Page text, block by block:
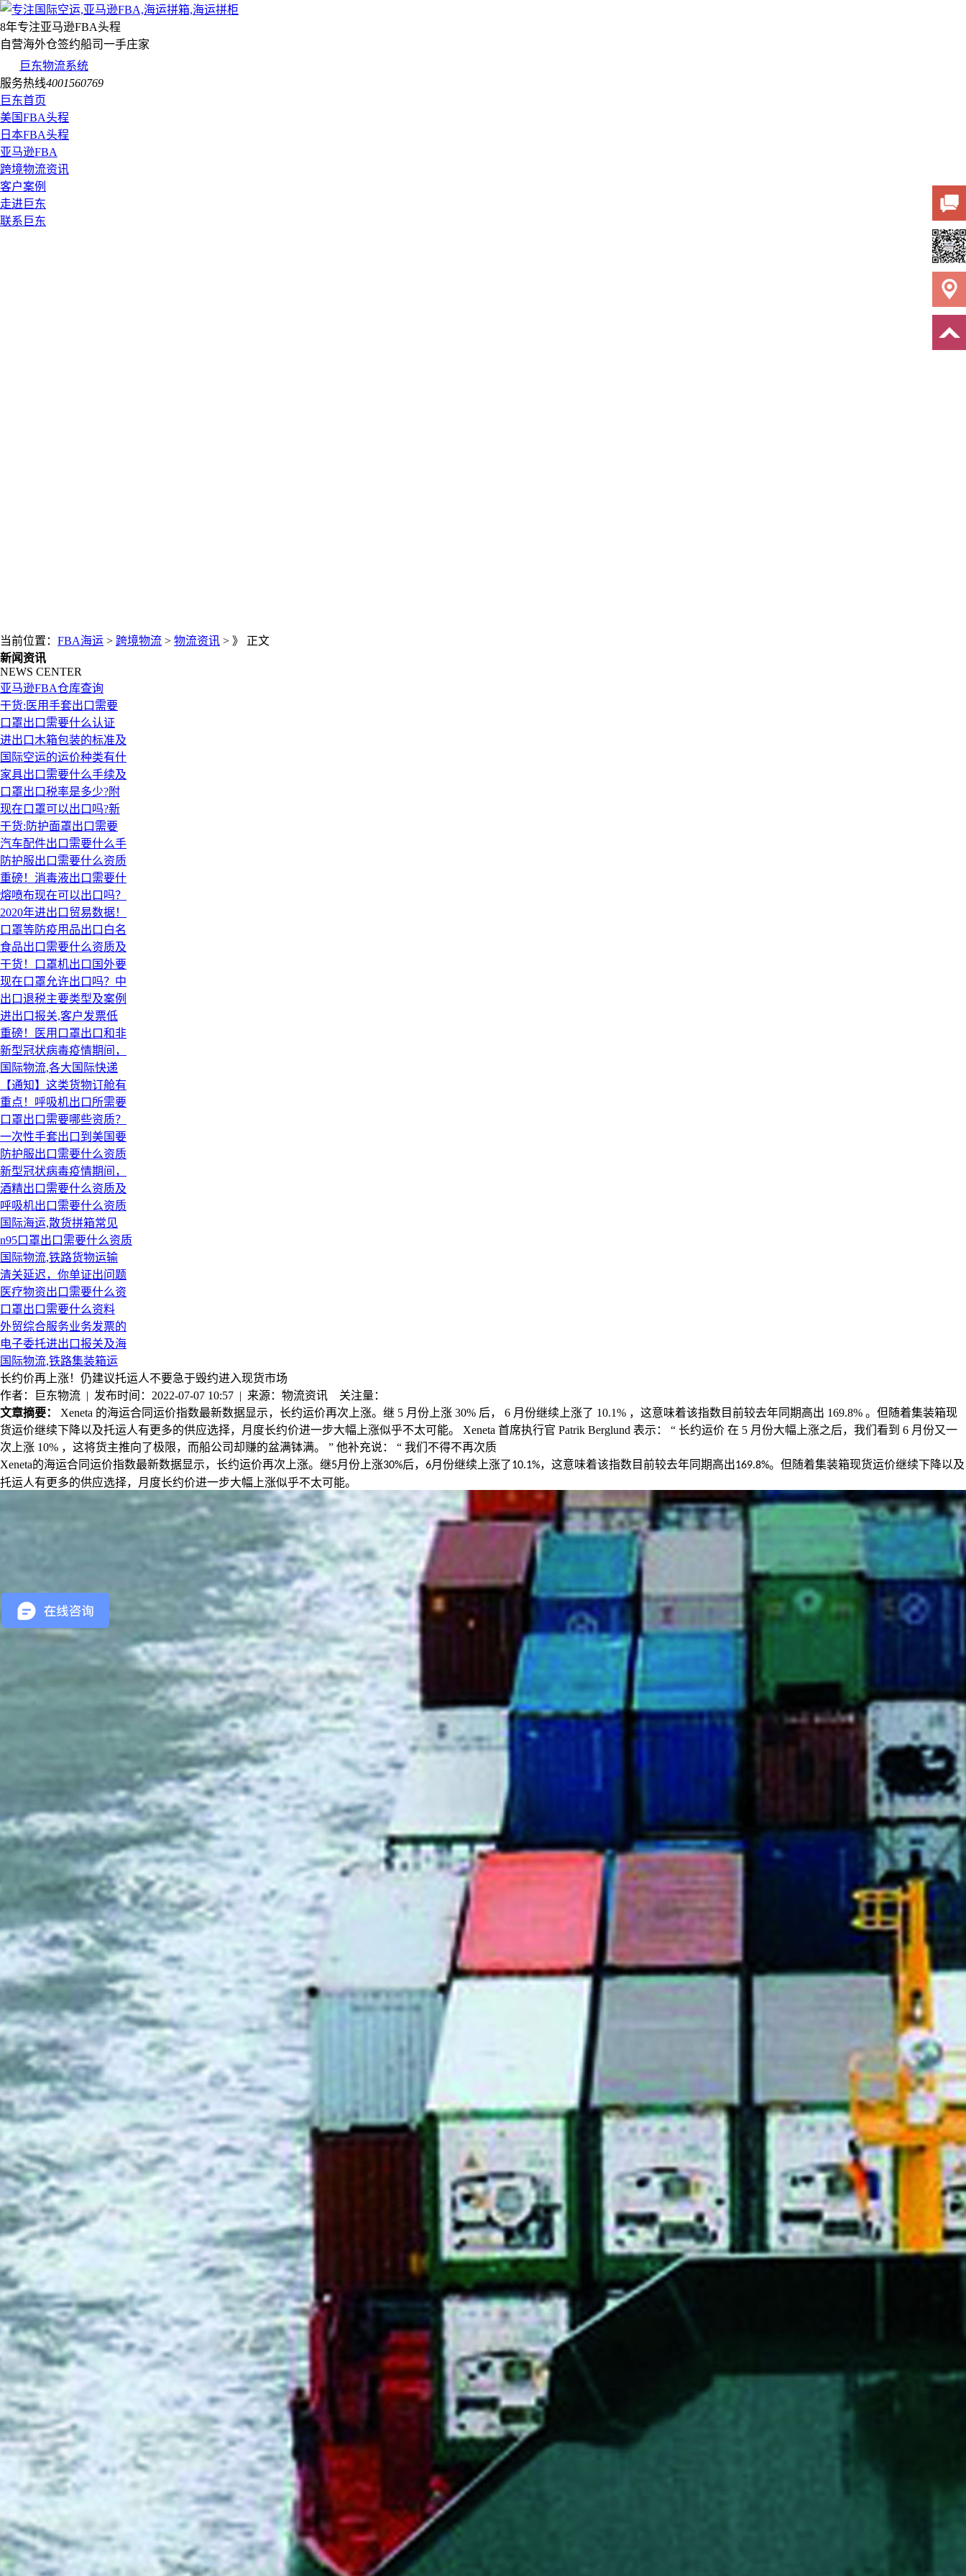
8年专注亚马逊FBA头程
自营海外仓签约船司一手庄家
巨东物流系统
服务热线4001560769
巨东首页
美国FBA头程
日本FBA头程
亚马逊FBA
跨境物流资讯
客户案例
走进巨东
联系巨东
当前位置： FBA海运 > 跨境物流 > 物流资讯 > 》 正文
新闻资讯
NEWS CENTER
亚马逊FBA仓库查询
干货:医用手套出口需要
口罩出口需要什么认证
进出口木箱包装的标准及
国际空运的运价种类有什
家具出口需要什么手续及
口罩出口税率是多少?附
现在口罩可以出口吗?新
干货:防护面罩出口需要
汽车配件出口需要什么手
防护服出口需要什么资质
重磅！消毒液出口需要什
熔喷布现在可以出口吗？
2020年进出口贸易数据！
口罩等防疫用品出口白名
食品出口需要什么资质及
干货！口罩机出口国外要
现在口罩允许出口吗？中
出口退税主要类型及案例
进出口报关,客户发票低
重磅！医用口罩出口和非
新型冠状病毒疫情期间，
国际物流,各大国际快递
【通知】这类货物订舱有
重点！呼吸机出口所需要
口罩出口需要哪些资质？
一次性手套出口到美国要
防护服出口需要什么资质
新型冠状病毒疫情期间，
酒精出口需要什么资质及
呼吸机出口需要什么资质
国际海运,散货拼箱常见
n95口罩出口需要什么资质
国际物流,铁路货物运输
清关延迟，你单证出问题
医疗物资出口需要什么资
口罩出口需要什么资料
外贸综合服务业务发票的
电子委托进出口报关及海
国际物流,铁路集装箱运
长约价再上涨！仍建议托运人不要急于毁约进入现货市场
作者：巨东物流 | 发布时间：2022-07-07 10:57 | 来源：物流资讯 关注量：
文章摘要：
Xeneta 的海运合同运价指数最新数据显示，长约运价再次上涨。继 5 月份上涨 30% 后， 6 月份继续上涨了 10.1% ，这意味着该指数目前较去年同期高出 169.8% 。但随着集装箱现
货运价继续下降以及托运人有更多的供应选择，月度长约价进一步大幅上涨似乎不太可能。 Xeneta 首席执行官 Patrik Berglund 表示： “ 长约运价 在 5 月份大幅上涨之后，我们看到 6 月份又一
次上涨 10% ，这将货主推向了极限，而船公司却赚的盆满钵满。 ” 他补充说： “ 我们不得不再次质
Xeneta的海运合同运价指数最新数据显示，长约运价再次上涨。继5月份上涨30%后， 6月份继续上涨了10.1%，这意味着该指数目前较去年同期高出169.8%。但随着集装箱现货运价继续下降以及
托运人有更多的供应选择，月度长约价进一步大幅上涨似乎不太可能。